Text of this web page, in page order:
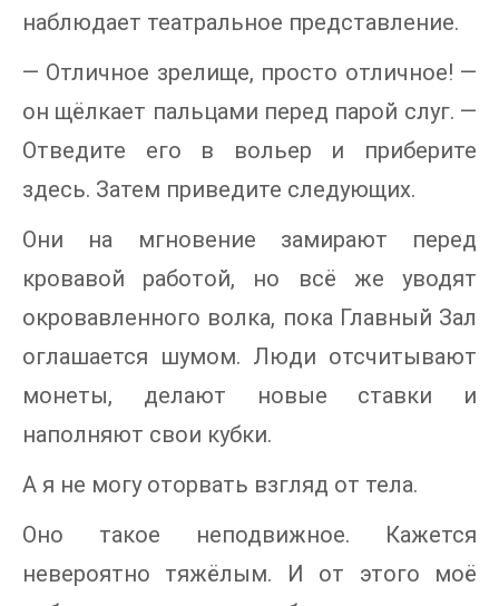
наблюдает театральное представление.
— Отличное зрелище, просто отличное! —
он щёлкает пальцами перед парой слуг. —
Отведите его в вольер и приберите
здесь. Затем приведите следующих.
Они на мгновение замирают перед
кровавой работой, но всё же уводят
окровавленного волка, пока Главный Зал
оглашается шумом. Люди отсчитывают
монеты, делают новые ставки и
наполняют свои кубки.
А я не могу оторвать взгляд от тела.
Оно такое неподвижное. Кажется
невероятно тяжёлым. И от этого моё